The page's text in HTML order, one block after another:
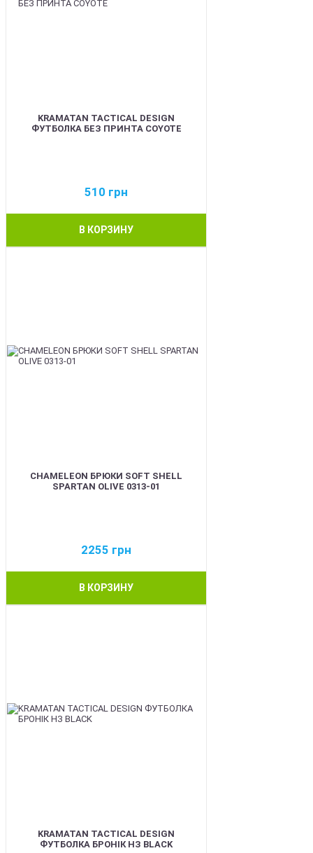
KRAMATAN TACTICAL DESIGN
ФУТБОЛКА БЕЗ ПРИНТА COYOTE
510 грн
В КОРЗИНУ
CHAMELEON БРЮКИ SOFT SHELL
SPARTAN OLIVE 0313-01
2255 грн
В КОРЗИНУ
KRAMATAN TACTICAL DESIGN
ФУТБОЛКА БРОНІК НЗ BLACK